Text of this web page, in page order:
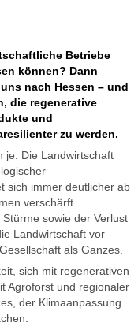
Betriebe
können? Dann
nach Hessen – und
die regenerative
und
zu werden.
je: Die Landwirtschaft
sich immer deutlicher ab
verschärft.
sowie der Verlust
Landwirtschaft vor
als Ganzes.
sich mit regenerativen
Agroforst und regionaler
der Klimaanpassung